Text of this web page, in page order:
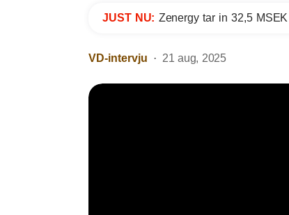
JUST NU: Zenergy tar in 32,5
VD-intervju 21 aug, 2025